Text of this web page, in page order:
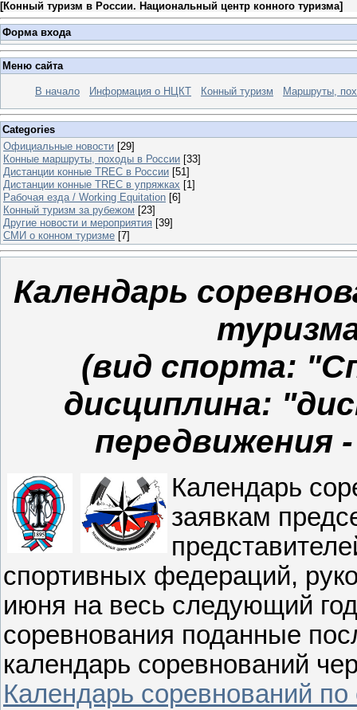
[Конный туризм в России. Национальный центр конного туризма]
Форма входа
Меню сайта
В начало Информация о НЦКТ Конный туризм Маршруты,
Categories
Официальные новости [29]
Конные маршруты, походы в России [33]
Дистанции конные TREC в России [51]
Дистанции конные TREC в упряжках [1]
Рабочая езда / Working Equitation [6]
Конный туризм за рубежом [23]
Другие новости и мероприятия [39]
СМИ о конном туризме [7]
Календарь
(вид спорта:
дисциплина:
передвижения
Календарь
заявкам
спортивных федераций,
июня на весь следующий
соревнования поданные
календарь соревнований
Календарь соревнований